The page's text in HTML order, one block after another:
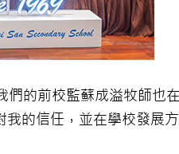
的前校監蘇成溢牧師也
的信任，並在學校發展